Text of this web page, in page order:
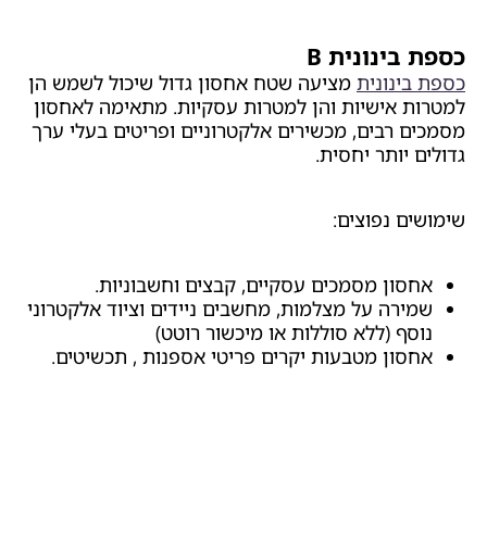
כספת בינונית B
כספת בינונית מציעה שטח אחסון גדול שיכול לשמש הן
למטרות אישיות והן למטרות עסקיות. מתאימה לאחסון
מסמכים רבים, מכשירים אלקטרוניים ופריטים בעלי ערך
גדולים יותר יחסית.
שימושים נפוצים:
אחסון מסמכים עסקיים, קבצים וחשבוניות.
שמירה על מצלמות, מחשבים ניידים וציוד אלקטרוני
נוסף (ללא סוללות או מיכשור רוטט)
אחסון מטבעות יקרים פריטי אספנות , תכשיטים.